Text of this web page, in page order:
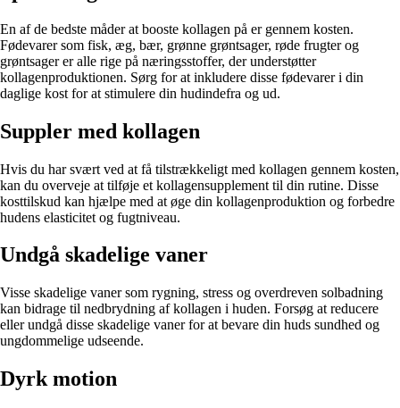
En af de bedste måder at booste kollagen på er gennem kosten.
Fødevarer som fisk, æg, bær, grønne grøntsager, røde frugter og
grøntsager er alle rige på næringsstoffer, der understøtter
kollagenproduktionen. Sørg for at inkludere disse fødevarer i din
daglige kost for at stimulere din hudindefra og ud.
Suppler med kollagen
Hvis du har svært ved at få tilstrækkeligt med kollagen gennem kosten,
kan du overveje at tilføje et kollagensupplement til din rutine. Disse
kosttilskud kan hjælpe med at øge din kollagenproduktion og forbedre
hudens elasticitet og fugtniveau.
Undgå skadelige vaner
Visse skadelige vaner som rygning, stress og overdreven solbadning
kan bidrage til nedbrydning af kollagen i huden. Forsøg at reducere
eller undgå disse skadelige vaner for at bevare din huds sundhed og
ungdommelige udseende.
Dyrk motion